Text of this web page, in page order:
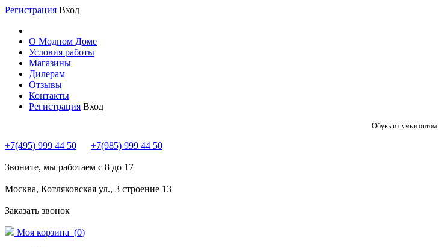
Регистрация Вход
О Модном Доме
Условия работы
Магазины
Дилерам
Отзывы
Контакты
Регистрация Вход
Обувь и сумки оптом
+7(495) 999 44 50 +7(985) 999 44 50
Звоните, мы работаем с 8 до 17
Москва, Котляковская ул., 3 строение 13
Заказать звонок
Моя корзина (0)